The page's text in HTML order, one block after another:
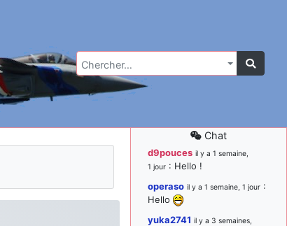
Chercher…
Chat
d9pouces il y a 1 semaine,
1 jour : Hello !
operaso il y a 1 semaine, 1 jour :
Hello
yuka2741 il y a 3 semaines,